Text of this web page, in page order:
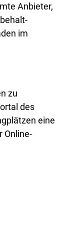
Anbieter,
im
zu
des
eine
Online-